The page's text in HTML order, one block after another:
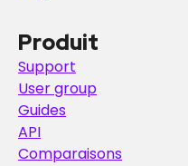
Produit
Support
User group
Guides
API
Comparaisons